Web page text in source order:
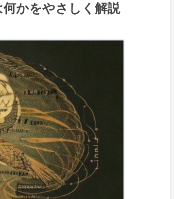
かをやさしく解説